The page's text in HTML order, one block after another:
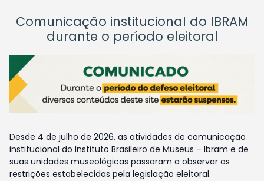
Comunicação institucional do IBRAM
durante o período eleitoral
Desde 4 de julho de 2026, as atividades de comunicação
institucional do Instituto Brasileiro de Museus – Ibram e de
suas unidades museológicas passaram a observar as
restrições estabelecidas pela legislação eleitoral.